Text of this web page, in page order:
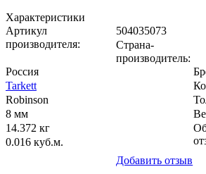
Характеристики
Артикул
производителя:
504035073
Страна-
производитель:
Россия
Tarkett
Robinson
8 мм
14.372 кг
0.016 куб.м.
Добавить отзыв